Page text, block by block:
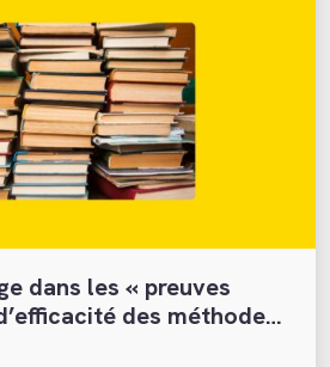
dans les « preuves
des méthodes